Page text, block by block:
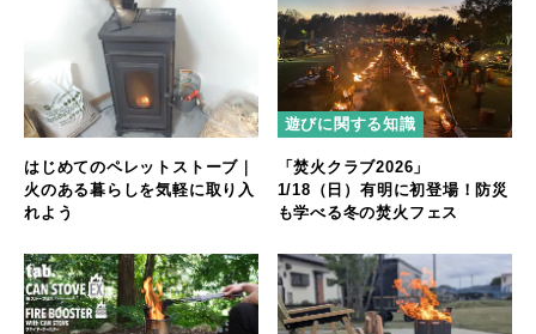
はじめてのペレットストーブ｜
火のある暮らしを気軽に取り入
れよう
遊びに関する知識
「焚火クラブ2026」
1/18（日）有明に初登場！防災
も学べる冬の焚火フェス